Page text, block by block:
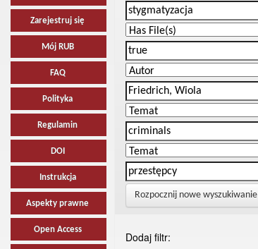
Zarejestruj się
Mój RUB
FAQ
Polityka
Regulamin
DOI
Instrukcja
Aspekty prawne
Open Access
Rozpocznij nowe wyszukiwanie
Dodaj filtr: